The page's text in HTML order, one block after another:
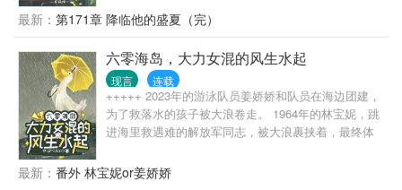
古董的交谈，不经意间掌握了古今中外的八卦。 次
太祖宝藏被发现。 后知后觉终于发现不对劲的古董
们：？？？ 夜挽澜伸出手：我带你们回家 · 我神州瑰
宝，终归华夏 新的时代，她是唯一的炬火 他以生命为
赌，赌一个有她的神州盛世
我、在学校不许说认识我，我的任何东西不许碰。” 云
想乖巧点头，格外遵从程家小主人的规矩。他说什么
便是什么，不靠近他、不看他、装作不认识他，上下
学要分开。 可是，她和男同学正说笑，他却当众拉走
她，暗搓搓吃醋是怎么回事儿？ 云想：“程澈，别碰我
呀，被同学看到没办法解释啦！” 楼道间，程澈停下脚
步将她逼到角落。少年压低声音，神色认真地说
道：“不解释了。云想，我的东西都给你碰，包括我。”
澈每天端茶倒水说软话为自己年少不懂事的中二话付
最新： 第171章 降临他的盛夏（完）
六零海岛，大力女混的风生水起
现言 连载
+++++ 2023年的游泳队员姜娇娇和队员在海边团建，
为了救落水的孩子被大浪卷走。 1964年的林宝妮，跳
进海里救遇难的解放军同志，被大浪裹挟着，最终体
那份希望，努力的生活着。 嫁军人，做军嫂，探险海
岛，带着军嫂努力克服困难，改善生活条件。 尝试在
最新： 番外 林宝妮or姜娇娇